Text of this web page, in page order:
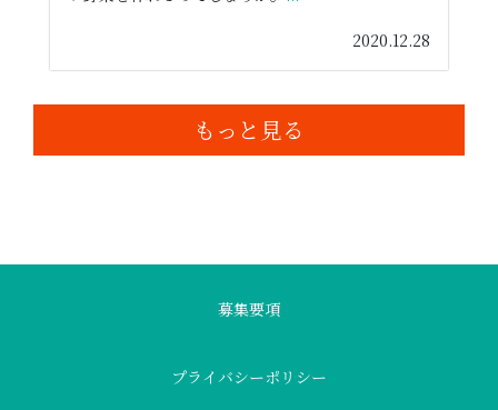
2020.12.28
もっと見る
募集要項
プライバシーポリシー